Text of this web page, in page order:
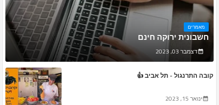
מאמרים
חשבונית ירוקה חינם
דצמבר 03, 2023
קובה התרנגול - תל אביב 👍
ינואר 15, 2023